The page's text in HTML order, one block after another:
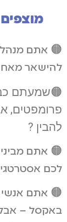
🟠 אתם
להישאר
🟠שמעתם
פרומפטים,
להבין ?
🟠 אתם
לכם
🟠 אתם אנשי
באקסל – אבל